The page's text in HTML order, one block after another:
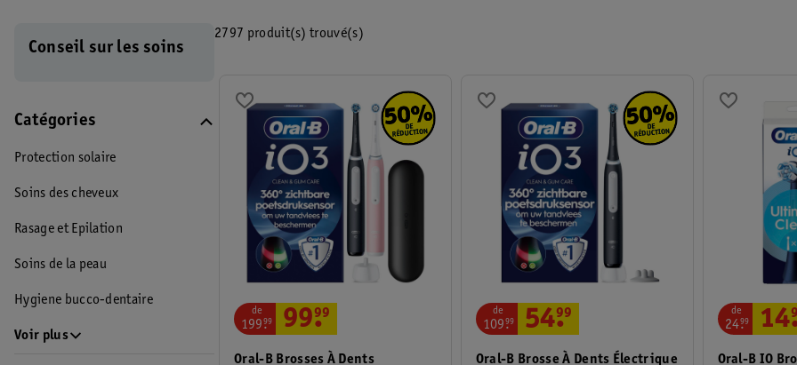
Conseil sur les soins
Catégories
Protection solaire
Soins des cheveux
Rasage et Epilation
Soins de la peau
Hygiene bucco-dentaire
Voir plus
2797 produit(s) trouvé(s)
Oral-B Brosses À Dents
de
199.
99 99.
99
Oral-B Brosse À Dents Électrique
de
109.
99 54.
99
Oral-B IO
de
24.
99 14